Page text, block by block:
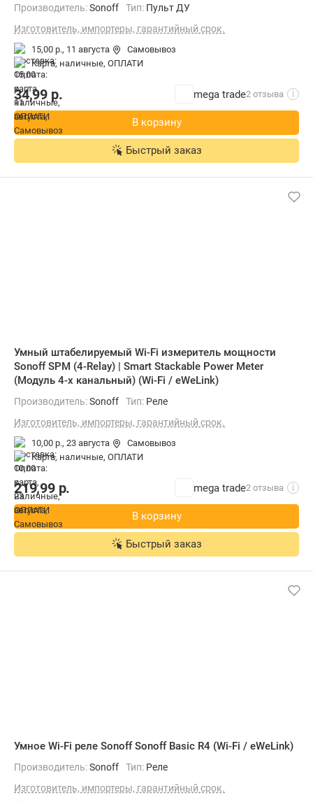
Производитель:Sonoff Тип: Пульт ДУ
Изготовитель, импортеры, гарантийный срок.
15,00 р., 11 августа
Самовывоз
карта, наличные, ОПЛАТИ
34,99 р. mega trade2 отзыва i
В корзину
Быстрый заказ
Умный штабелируемый Wi-Fi измеритель мощности
Sonoff SPM (4-Relay) | Smart Stackable Power Meter
(Модуль 4-х канальный) (Wi-Fi / eWeLink)
Производитель:Sonoff Тип: Реле
Изготовитель, импортеры, гарантийный срок.
10,00 р., 23 августа
Самовывоз
карта, наличные, ОПЛАТИ
219,99р. mega trade2 отзыва i
В корзину
Быстрый заказ
Умное Wi-Fi реле Sonoff Sonoff Basic R4 (Wi-Fi / eWeLink)
Производитель:Sonoff Тип: Реле
Изготовитель, импортеры, гарантийный срок.